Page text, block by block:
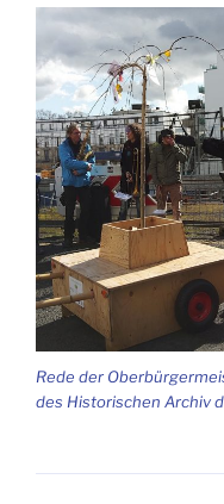
Rede der
des His­to­ri­schen Archiv